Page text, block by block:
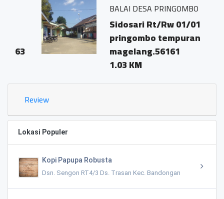
BALAI DESA PRINGOMBO
Sidosari Rt/Rw 01/01
pringombo tempuran
magelang.56161
1.03 KM
Review
Lokasi Populer
Kopi Papupa Robusta
Dsn. Sengon RT4/3 Ds. Trasan Kec. Bandongan